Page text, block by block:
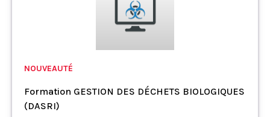
NOUVEAUTÉ
Formation GESTION DES DÉCHETS BIOLOGIQUES
(DASRI)